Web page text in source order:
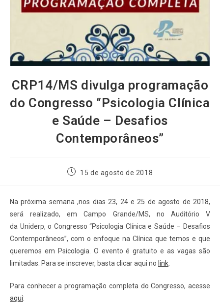
CRP14/MS divulga programação
do Congresso “Psicologia Clínica
e Saúde – Desafios
Contemporâneos”
15 de agosto de 2018
Na próxima semana ,nos dias 23, 24 e 25 de agosto de 2018,
será realizado, em Campo Grande/MS, no Auditório V
da Uniderp,o Congresso “Psicologia Clínica e Saúde – Desafios
Contemporâneos”, com o enfoque na Clínica que temos e que
queremos em Psicologia. O evento é gratuito e as vagas são
limitadas. Para se inscrever, basta clicar aqui no link
Para conhecer a programação completa do Congresso, acesse
aqui: